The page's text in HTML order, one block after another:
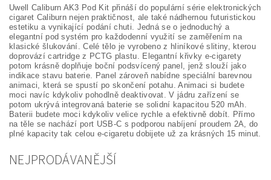
Uwell Caliburn AK3 Pod Kit přináší do populární série elektronických
cigaret Caliburn nejen praktičnost, ale také nádhernou futuristickou
estetiku a vynikající podání chuti. Jedná se o jednoduchý a
elegantní pod systém pro každodenní využití se zaměřením na
klasické šlukování. Celé tělo je vyrobeno z hliníkové slitiny, kterou
doprovází cartridge z PCTG plastu. Elegantní křivky e-cigarety
potom krásně doplňuje boční podsvícený panel, jenž slouží jako
indikace stavu baterie. Panel zároveň nabídne speciální barevnou
animaci, která se spustí po skončení potahu. Animaci si budete
moci navíc kdykoliv pohodlně deaktivovat. V jádru zařízení se
potom ukrývá integrovaná baterie se solidní kapacitou 520 mAh.
Baterii budete moci kdykoliv velice rychle a efektivně dobít. Přímo
na těle se nachází port USB-C s podporou nabíjení proudem 2A, do
plné kapacity tak celou e-cigaretu dobijete už za krásných 15 minut.
NEJPRODÁVANĚJŠÍ